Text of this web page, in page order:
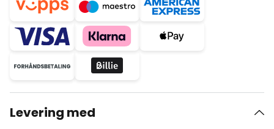
Levering med